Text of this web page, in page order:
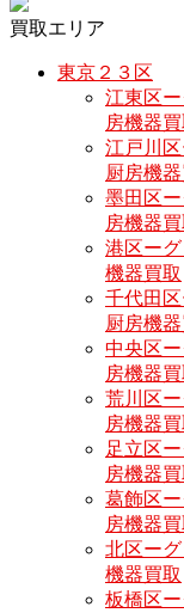
買取エリア
東京２３区
江東区
房機器買
江戸川
厨房機
墨田区
房機器買
港区ー
機器買取
千代田
厨房機
中央区
房機器買
荒川区
房機器買
足立区
房機器買
葛飾区
房機器買
北区ー
機器買取
板橋区